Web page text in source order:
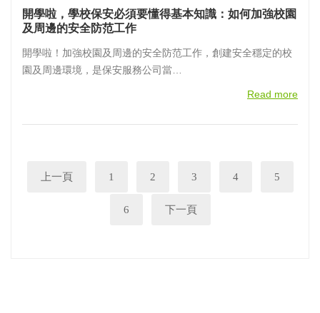
開學啦，學校保安必須要懂得基本知識：如何加強校園
及周邊的安全防范工作
開學啦！加強校園及周邊的安全防范工作，創建安全穩定的校
園及周邊環境，是保安服務公司當…
Read more
上一頁 1 2 3 4 5
6 下一頁